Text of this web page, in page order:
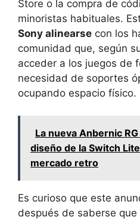
Store o la compra de
minoristas habituales.
Sony alinearse con los
comunidad que, según
acceder a los juegos de
necesidad de soportes
ocupando espacio físico.
La nueva Anbernic
diseño de la Switch
mercado retro
Es curioso que este
después de saberse